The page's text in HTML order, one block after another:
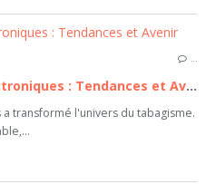
…
Évolution des Cigarettes Électroniques : Tendances et Avenir
transformé l'univers du tabagisme.